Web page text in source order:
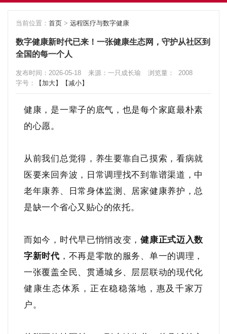
当前位置： 首页 > 远程医疗与数字健康
数字健康新时代已来！一张健康生态网，守护从社区到
全国的每一个人
发布时间：2026-05-18 来源：一只成长瑜 浏览量：
2008
字号：
【加大】 【减小】
健康，是一辈子的底气，也是每个家庭最朴素
的心愿。
从前我们总觉得，养生要靠自己摸索，看病就
医要来回奔波，日常调理找不到靠谱渠道，中
老年康养、日常身体监测、居家健康养护，总
是缺一个省心又贴心的依托。
而如今，时代早已悄悄改变，健康正式迈入数
字新时代 ，不再是零散的服务、单一的调理，
一张覆盖全民、贯通城乡、层层联动的现代化
健康生态体系，正在稳稳落地，惠及千家万
户。